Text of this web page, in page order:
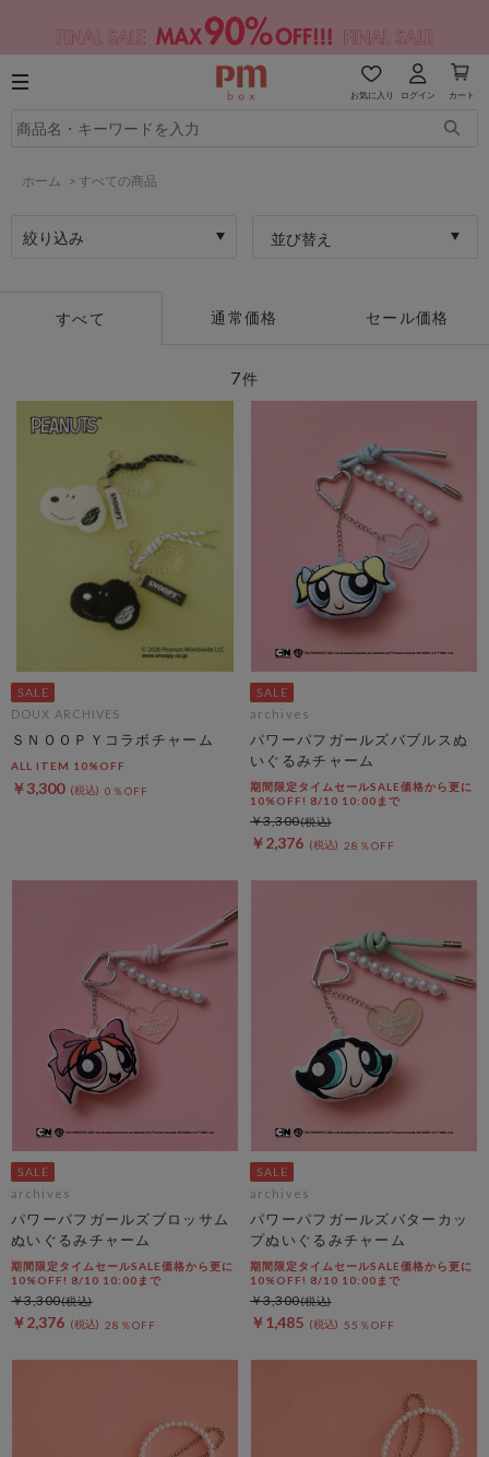
お気に入り ログイン カート
ホーム > すべての商品
絞り込み 並び替え
すべて 通常価格 セール価格
7件
DOUX ARCHIVES
ＳＮＯＯＰＹコラボチャーム
ALL ITEM 10%OFF
￥3,300 0％OFF
archives
パワーパフガールズバブルスぬ
いぐるみチャーム
期間限定タイムセールSALE価格から更に
10%OFF! 8/10 10:00まで
￥2,376 28％OFF
￥3,300
archives
パワーパフガールズブロッサム
ぬいぐるみチャーム
期間限定タイムセールSALE価格から更に
10%OFF! 8/10 10:00まで
￥2,376 28％OFF
￥3,300
archives
パワーパフガールズバターカッ
プぬいぐるみチャーム
期間限定タイムセールSALE価格から更に
10%OFF! 8/10 10:00まで
￥1,485 55％OFF
￥3,300